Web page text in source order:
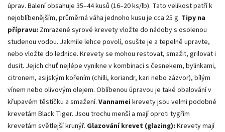
úprav. Balení obsahuje 35–44 kusů (16–20 ks/lb). Tato velikost patří k
nejoblíbenějším, průměrná váha jednoho kusu je cca 25 g. Tipy na
přípravu: Zmrazené syrové krevety vložte do nádoby s osolenou
studenou vodou. Jakmile lehce povolí, osušte je a tepelně upravte,
nebo vložte do lednice. Krevety se mohou restovat, smažit, grilovat i
dusit. Jejich chuť nejlépe vynikne v kombinaci s česnekem, bylinkami,
citronem, asijským kořením (chilli, koriandr, kari nebo zázvor), bílým
vínem nebo olivovým olejem. Oblíbenou úpravou je také obalování v
křupavém těstíčku a smažení. Vannamei krevety jsou velmi podobné
krevetám Black Tiger. Jsou trochu menší a mají oproti tygřím
krevetám světlejší krunýř. Glazování krevet (glazing): Krevety mají